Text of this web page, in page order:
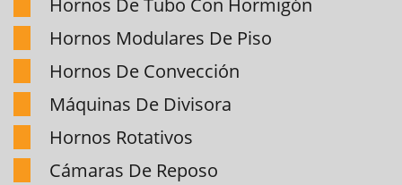
Hornos De Tubo Con Hormigón
Hornos Modulares De Piso
Hornos De Convección
Máquinas De Divisora
Hornos Rotativos
Cámaras De Reposo